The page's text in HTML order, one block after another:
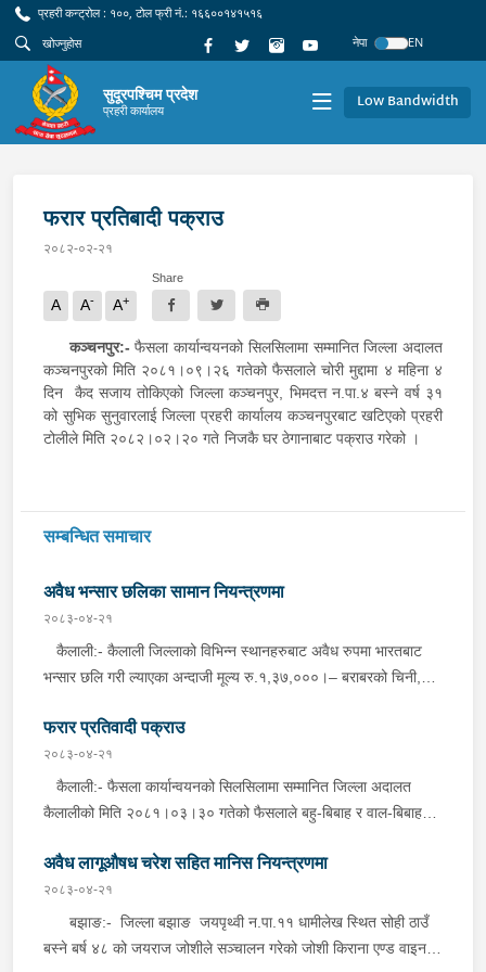
प्रहरी कन्ट्रोल : १००, टोल फ्री नं.: १६६००१४१५१६
नेपा
EN
सुदूरपश्चिम प्रदेश
प्रहरी कार्यालय Low Bandwidth
फरार प्रतिबादी पक्राउ
२०८२-०२-२१
A A- A+
Share
कञ्चनपुर:- फैसला कार्यान्वयनको सिलसिलामा सम्मानित जिल्ला अदालत
कञ्चनपुरको मिति २०८१।०९।२६ गतेको फैसलाले चोरी मुद्दामा ४ महिना ४
दिन कैद सजाय तोकिएको जिल्ला कञ्चनपुर, भिमदत्त न.पा.४ बस्ने वर्ष ३१
को सुभिक सुनुवारलाई जिल्ला प्रहरी कार्यालय कञ्चनपुरबाट खटिएको प्रहरी
टोलीले मिति २०८२।०२।२० गते निजकै घर ठेगानाबाट पक्राउ गरेको ।
सम्बन्धित समाचार
अवैध भन्सार छलिका सामान नियन्त्रणमा
२०८३-०४-२१
कैलाली:- कैलाली जिल्लाको विभिन्न स्थानहरुबाट अवैध रुपमा भारतबाट
भन्सार छलि गरी ल्याएका अन्दाजी मूल्य रु.१,३७,०००।– बराबरको चिनी,
जिल्ला प्रहरी कार्यालय कैलाली तथा मातहत कार्यालयबाट खटिएको प्रहरीले
बेवारिसे अवस्थामा फेला पारी आवश्यक प्रक्रिया पुरा गरी नियन्त्रणमा लिएको
छ । कञ्चनपुर:- कञ्चनपुर जिल्लाको विभिन्न स्थानहरुबाट अवैध रुपमा
भारतबाट भन्सार छलि गरी ल्याएका अन्दाजी मूल्य रु.२९,६००।– बराबरको
बुधबार जिल्ला प्रहरी कार्यालय कञ्चनपुर मातहत कार्यालयबाट खटिएको
प्रहरीले बेवारिसे अवस्थामा फेला पारी आवश्यक प्रक्रिया पुरा गरी
नियन्त्रणमा लिएको छ ।
फरार प्रतिवादी पक्राउ
२०८३-०४-२१
कैलाली:- फैसला कार्यान्वयनको सिलसिलामा सम्मानित जिल्ला अदालत
कैलालीको मिति २०८१।०३।३० गतेको फैसलाले बहु-बिबाह र वाल-बिबाह
तोकिएको टिकापुर न.पा.१ बस्ने बर्ष ४७ को तिला चन्द्र शर्मालाई इलाका
प्रहरी कार्यालय टिकापुर, कैलालीबाट खटिएको प्रहरीले बुधबार दिउँसो निजकै
घर ठेगानाबाट पक्राउ गरेको छ ।
अवैध लागूऔषध चरेश सहित मानिस नियन्त्रणमा
२०८३-०४-२१
बझाङ:- जिल्ला बझाङ जयपृथ्वी न.पा.११ धामीलेख स्थित सोही ठाउँ
बस्ने बर्ष ४८ को जयराज जोशीले सञ्चालन गरेको जोशी किराना एण्ड वाइन